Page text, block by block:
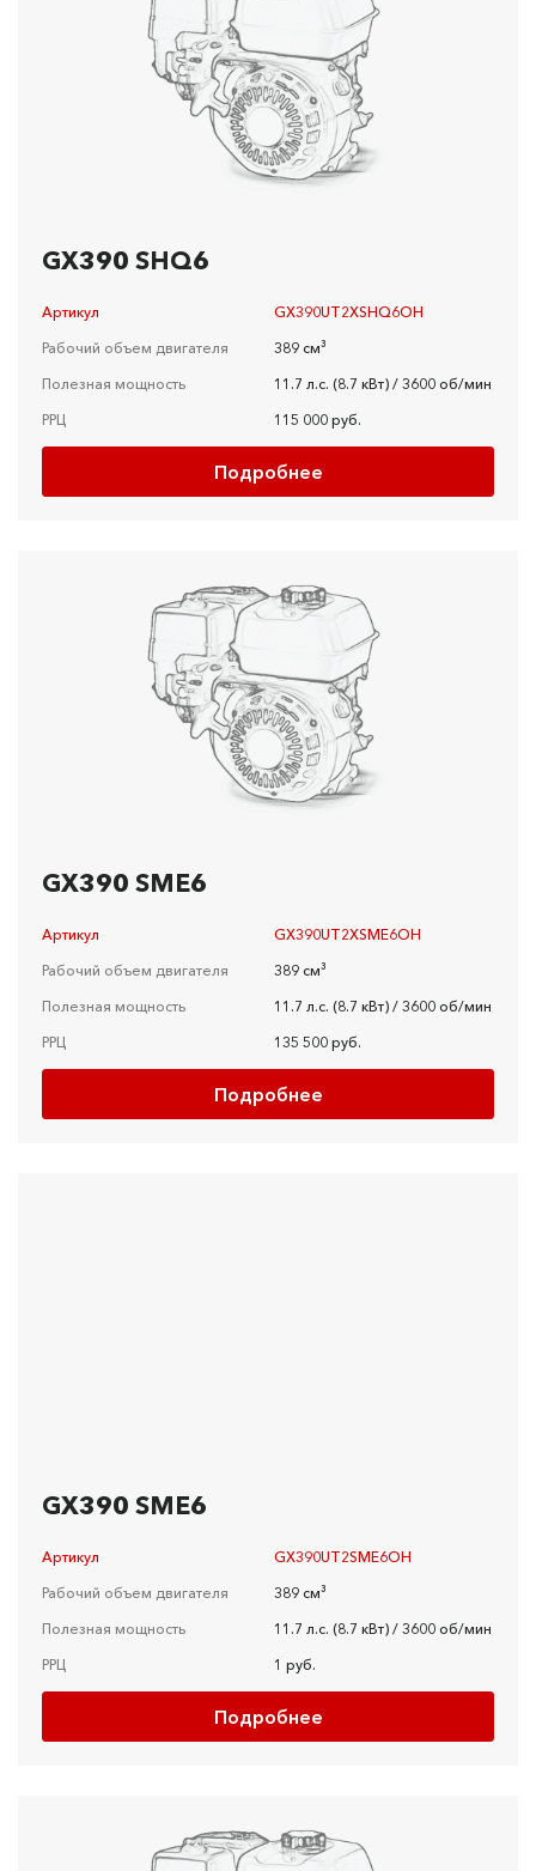
GX390 SHQ6
Артикул
GX390UT2XSHQ6OH
Рабочий объем двигателя
389 см³
Полезная мощность
11.7 л.с. (8.7 кВт) / 3600 об/мин
РРЦ
115 000 руб.
Подробнее
GX390 SME6
Артикул
GX390UT2XSME6OH
Рабочий объем двигателя
389 см³
Полезная мощность
11.7 л.с. (8.7 кВт) / 3600 об/мин
РРЦ
135 500 руб.
Подробнее
GX390 SME6
Артикул
GX390UT2SME6OH
Рабочий объем двигателя
389 см³
Полезная мощность
11.7 л.с. (8.7 кВт) / 3600 об/мин
РРЦ
1 руб.
Подробнее